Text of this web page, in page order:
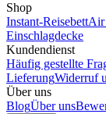
Shop
Instant-ReisebettAir
Einschlagdecke
Kundendienst
Häufig gestellte
LieferungWiderruf
Über uns
BlogÜber uns